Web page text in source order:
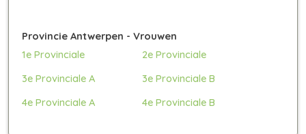
Provincie Antwerpen - Vrouwen
1e Provinciale
2e Provinciale
3e Provinciale A
3e Provinciale B
4e Provinciale A
4e Provinciale B